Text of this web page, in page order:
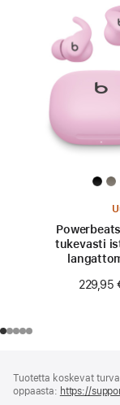
tukevasti
229,95
Tuotetta koskevat
oppaasta: https://